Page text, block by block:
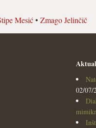
Mesić• Zmago Jelinčič
02/07/